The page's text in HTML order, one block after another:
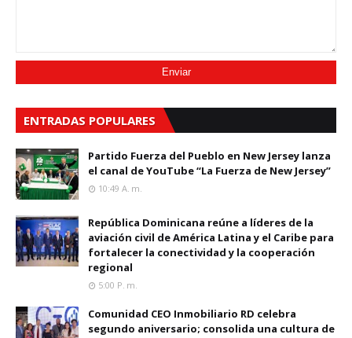
ENTRADAS POPULARES
Partido Fuerza del Pueblo en New Jersey lanza
el canal de YouTube “La Fuerza de New Jersey”
10:49 A. M.
República Dominicana reúne a líderes de la
aviación civil de América Latina y el Caribe para
fortalecer la conectividad y la cooperación
regional
5:00 P. M.
Comunidad CEO Inmobiliario RD celebra
segundo aniversario; consolida una cultura de